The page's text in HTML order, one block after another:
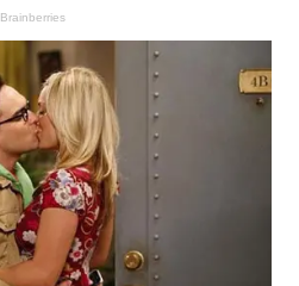
Brainberries